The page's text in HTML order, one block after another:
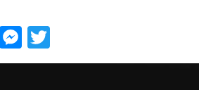
Telegram
Messenger